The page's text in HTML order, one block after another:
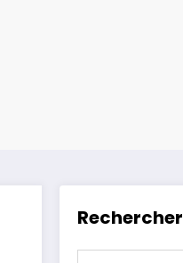
Rechercher